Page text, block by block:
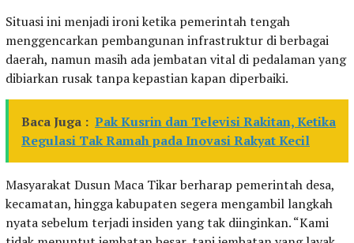
Situasi ini menjadi ironi ketika pemerintah tengah
menggencarkan pembangunan infrastruktur di berbagai
daerah, namun masih ada jembatan vital di pedalaman yang
dibiarkan rusak tanpa kepastian kapan diperbaiki.
Baca Juga : Pak Kusrin dan Televisi Rakitan, Ketika
Regulasi Tak Ramah pada Inovasi Rakyat Kecil
Masyarakat Dusun Maca Tikar berharap pemerintah desa,
kecamatan, hingga kabupaten segera mengambil langkah
nyata sebelum terjadi insiden yang tak diinginkan. “Kami